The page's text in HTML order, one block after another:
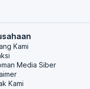
Kami
Media Siber
Kami